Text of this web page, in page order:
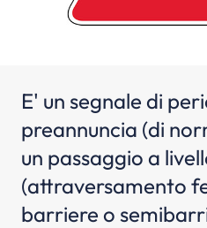
E' un segnale di
preannuncia (di
un passaggio a
(attraversamento
barriere o